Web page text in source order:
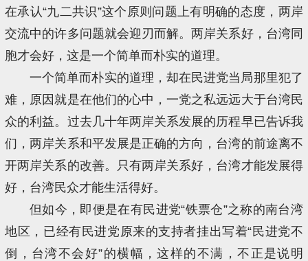
在承认“九二共识”这个原则问题上有明确的态度，两岸
交流中的许多问题就会迎刃而解。两岸关系好，台湾同
胞才会好，这是一个简单而朴实的道理。
一个简单而朴实的道理，却在民进党当局那里犯了
难，原因就是在他们的心中，一党之私远远大于台湾民
众的利益。过去几十年两岸关系发展的历程早已告诉我
们，两岸关系和平发展是正确的方向，台湾的前途离不
开两岸关系的改善。只有两岸关系好，台湾才能发展得
好，台湾民众才能生活得好。
但如今，即便是在有民进党“铁票仓”之称的南台湾
地区，已经有民进党原来的支持者挂出写着“民进党不
倒，台湾不会好”的横幅，这样的不满，不正是说明